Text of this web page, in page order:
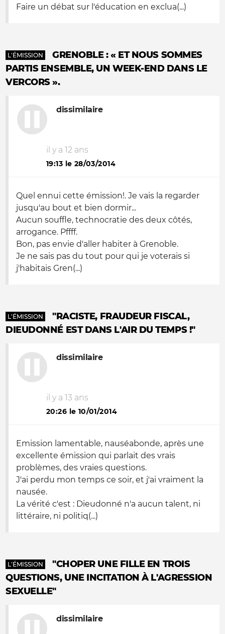
Faire un débat sur l'éducation en exclua(...)
L'ÉMISSION
GRENOBLE : « ET NOUS SOMMES
PARTIS ENSEMBLE, UN WEEK-END DANS LE
VERCORS ».
dissimilaire
il y a 12 ans
19:13 le 28/03/2014
Quel ennui cette émission!. Je vais la regarder
jusqu'au bout et bien dormir...
Aucun souffle, technocratie des deux côtés,
arrogance. Pffff.
Bon, pas envie d'aller habiter à Grenoble.
Je ne sais pas du tout pour qui je voterais si
j'habitais Gren(...)
L'ÉMISSION
"RACISTE, FRAUDEUR FISCAL,
DIEUDONNÉ EST DANS L'AIR DU TEMPS !"
dissimilaire
il y a 13 ans
20:26 le 10/01/2014
Emission lamentable, nauséabonde, après une
excellente émission qui parlait des vrais
problèmes, des vraies questions.
J'ai perdu mon temps ce soir, et j'ai vraiment la
nausée.
La vérité c'est : Dieudonné n'a aucun talent, ni
littéraire, ni politiq(...)
L'ÉMISSION
"CHOPER UNE FILLE EN TROIS
QUESTIONS, UNE INCITATION À L'AGRESSION
SEXUELLE"
dissimilaire